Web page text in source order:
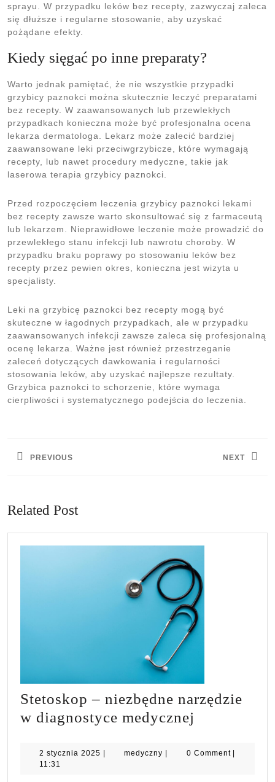
sprayu. W przypadku leków bez recepty, zazwyczaj zaleca
się dłuższe i regularne stosowanie, aby uzyskać
pożądane efekty.
Kiedy sięgać po inne preparaty?
Warto jednak pamiętać, że nie wszystkie przypadki
grzybicy paznokci można skutecznie leczyć preparatami
bez recepty. W zaawansowanych lub przewlekłych
przypadkach konieczna może być profesjonalna ocena
lekarza dermatologa. Lekarz może zalecić bardziej
zaawansowane leki przeciwgrzybicze, które wymagają
recepty, lub nawet procedury medyczne, takie jak
laserowa terapia grzybicy paznokci.
Przed rozpoczęciem leczenia grzybicy paznokci lekami
bez recepty zawsze warto skonsultować się z farmaceutą
lub lekarzem. Nieprawidłowe leczenie może prowadzić do
przewlekłego stanu infekcji lub nawrotu choroby. W
przypadku braku poprawy po stosowaniu leków bez
recepty przez pewien okres, konieczna jest wizyta u
specjalisty.
Leki na grzybicę paznokci bez recepty mogą być
skuteczne w łagodnych przypadkach, ale w przypadku
zaawansowanych infekcji zawsze zaleca się profesjonalną
ocenę lekarza. Ważne jest również przestrzeganie
zaleceń dotyczących dawkowania i regularności
stosowania leków, aby uzyskać najlepsze rezultaty.
Grzybica paznokci to schorzenie, które wymaga
cierpliwości i systematycznego podejścia do leczenia.
PREVIOUS NEXT
Related Post
Stetoskop – niezbędne narzędzie
w diagnostyce medycznej
niezbędne
2 stycznia 2025 2| medyczny medyczny
| 0 Comment |
11:31